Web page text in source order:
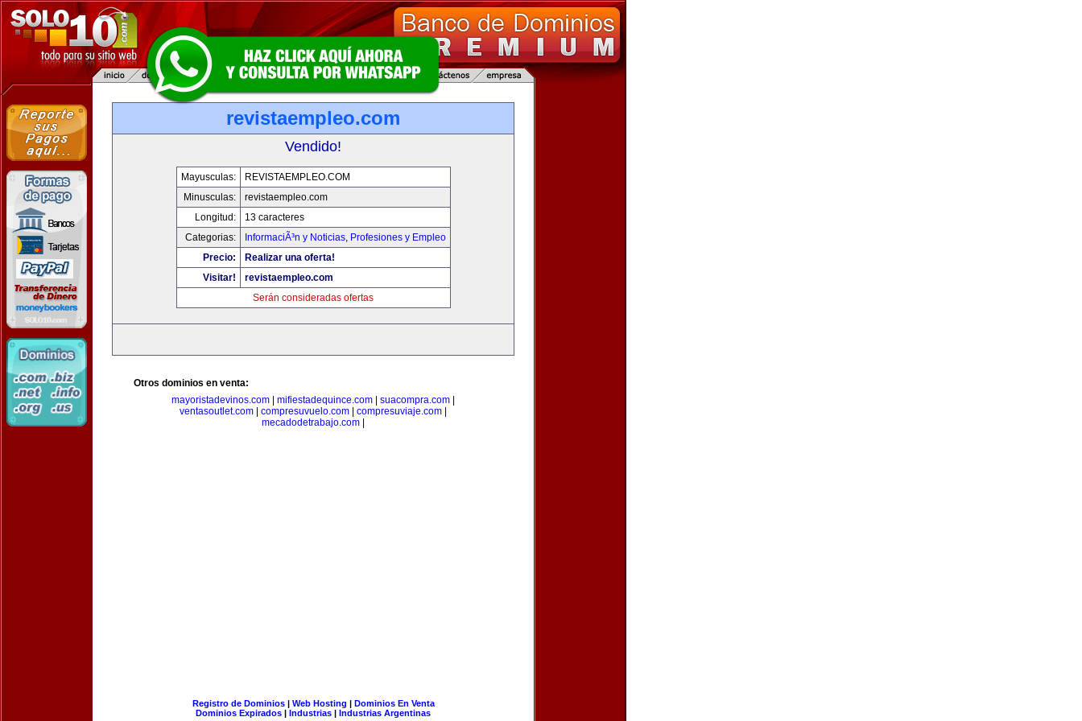
revistaempleo.com
Vendido!
Mayusculas:
REVISTAEMPLEO.COM
Minusculas:
revistaempleo.com
Longitud:
13 caracteres
Categorias:
InformaciÃ³n y Noticias, Profesiones y Empleo
Precio:
Realizar una oferta!
Visitar!
revistaempleo.com
Serán consideradas ofertas
Otros dominios en venta:
mayoristadevinos.com
mifiestadequince.com suacompra.com
ventasoutlet.com
compresuvuelo.com compresuviaje.com
mecadodetrabajo.com
Registro de Dominios| Web Hosting | Dominios En Venta
Dominios Expirados | Industrias | Industrias Argentinas